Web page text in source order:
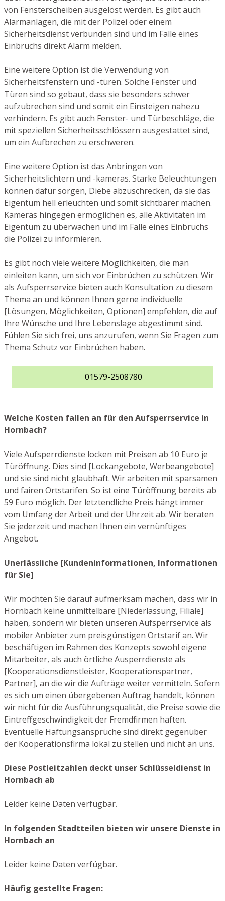
von Fensterscheiben ausgelöst werden. Es gibt auch
Alarmanlagen, die mit der Polizei oder einem
Sicherheitsdienst verbunden sind und im Falle eines
Einbruchs direkt Alarm melden.
Eine weitere Option ist die Verwendung von
Sicherheitsfenstern und -türen. Solche Fenster und
Türen sind so gebaut, dass sie besonders schwer
aufzubrechen sind und somit ein Einsteigen nahezu
verhindern. Es gibt auch Fenster- und Türbeschläge, die
mit speziellen Sicherheitsschlössern ausgestattet sind,
um ein Aufbrechen zu erschweren.
Eine weitere Option ist das Anbringen von
Sicherheitslichtern und -kameras. Starke Beleuchtungen
können dafür sorgen, Diebe abzuschrecken, da sie das
Eigentum hell erleuchten und somit sichtbarer machen.
Kameras hingegen ermöglichen es, alle Aktivitäten im
Eigentum zu überwachen und im Falle eines Einbruchs
die Polizei zu informieren.
Es gibt noch viele weitere Möglichkeiten, die man
einleiten kann, um sich vor Einbrüchen zu schützen. Wir
als Aufsperrservice bieten auch Konsultation zu diesem
Thema an und können Ihnen gerne individuelle
[Lösungen, Möglichkeiten, Optionen] empfehlen, die auf
Ihre Wünsche und Ihre Lebenslage abgestimmt sind.
Fühlen Sie sich frei, uns anzurufen, wenn Sie Fragen zum
Thema Schutz vor Einbrüchen haben.
01579-2508780
Welche Kosten fallen an für den Aufsperrservice in
Hornbach?
Viele Aufsperrdienste locken mit Preisen ab 10 Euro je
Türöffnung. Dies sind [Lockangebote, Werbeangebote]
und sie sind nicht glaubhaft. Wir arbeiten mit sparsamen
und fairen Ortstarifen. So ist eine Türöffnung bereits ab
59 Euro möglich. Der letztendliche Preis hängt immer
vom Umfang der Arbeit und der Uhrzeit ab. Wir beraten
Sie jederzeit und machen Ihnen ein vernünftiges
Angebot.
Unerlässliche [Kundeninformationen, Informationen
für Sie]
Wir möchten Sie darauf aufmerksam machen, dass wir in
Hornbach keine unmittelbare [Niederlassung, Filiale]
haben, sondern wir bieten unseren Aufsperrservice als
mobiler Anbieter zum preisgünstigen Ortstarif an. Wir
beschäftigen im Rahmen des Konzepts sowohl eigene
Mitarbeiter, als auch örtliche Ausperrdienste als
[Kooperationsdienstleister, Kooperationspartner,
Partner], an die wir die Aufträge weiter vermitteln. Sofern
es sich um einen übergebenen Auftrag handelt, können
wir nicht für die Ausführungsqualität, die Preise sowie die
Eintreffgeschwindigkeit der Fremdfirmen haften.
Eventuelle Haftungsansprüche sind direkt gegenüber
der Kooperationsfirma lokal zu stellen und nicht an uns.
Diese Postleitzahlen deckt unser Schlüsseldienst in
Hornbach ab
Leider keine Daten verfügbar.
In folgenden Stadtteilen bieten wir unsere Dienste in
Hornbach an
Leider keine Daten verfügbar.
Häufig gestellte Fragen: